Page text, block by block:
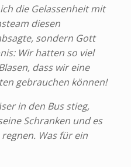
die Gelassenheit mit
diesen
sondern Gott
Wir hatten so viel
dass wir eine
gebrauchen können!
in den Bus stieg,
Schranken und es
Was für ein